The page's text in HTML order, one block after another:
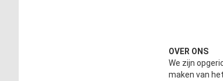
OVER ONS
We zijn
maken van